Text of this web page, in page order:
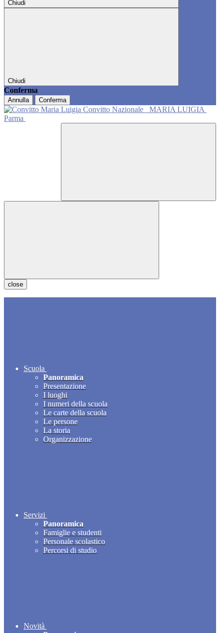
Chiudi
Chiudi
Conferma
Annulla Conferma
Convitto Nazionale
MARIA LUIGIA
Parma
close
Scuola
Panoramica
Presentazione
I luoghi
I numeri della scuola
Le carte della scuola
Le persone
La storia
Organizzazione
Servizi
Panoramica
Famiglie e studenti
Personale scolastico
Percorsi di studio
Novità